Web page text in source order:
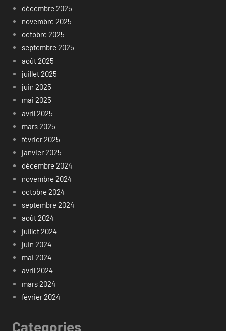
décembre 2025
novembre 2025
octobre 2025
septembre 2025
août 2025
juillet 2025
juin 2025
mai 2025
avril 2025
mars 2025
février 2025
janvier 2025
décembre 2024
novembre 2024
octobre 2024
septembre 2024
août 2024
juillet 2024
juin 2024
mai 2024
avril 2024
mars 2024
février 2024
Categories